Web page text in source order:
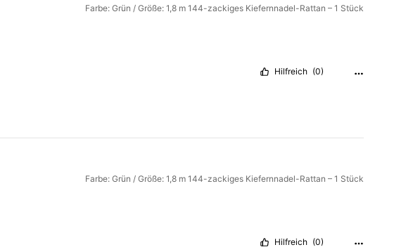
Farbe: Grün / Größe: 1,8 m 144-zackiges Kiefernnadel-Rattan – 1 Stück
Hilfreich (0)
Farbe: Grün / Größe: 1,8 m 144-zackiges Kiefernnadel-Rattan – 1 Stück
Hilfreich (0)